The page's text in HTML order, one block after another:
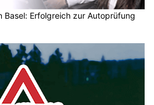
Basel: Erfolgreich zur Autoprüfung